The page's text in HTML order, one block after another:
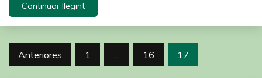
Continuar llegint
Anteriores 1 … 16 17